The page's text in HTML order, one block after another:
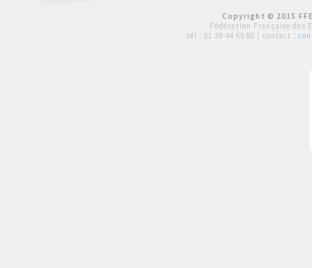
Copyright © 2015
Fédération Française des
tél : 01 39 44 65 80 | contact :